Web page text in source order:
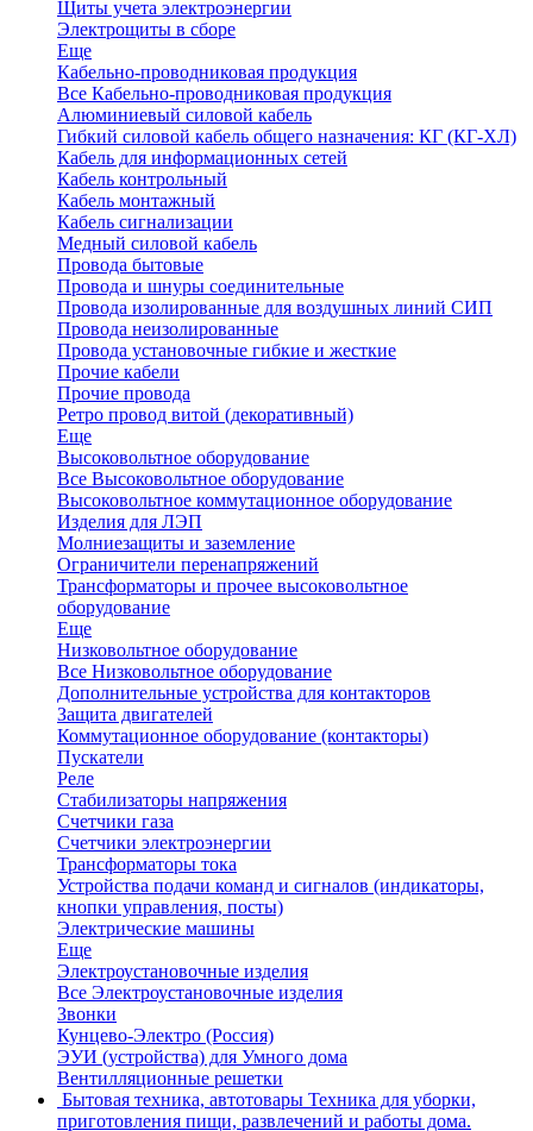
Щиты учета электроэнергии
Электрощиты в сборе
Еще
Кабельно-проводниковая продукция
Все Кабельно-проводниковая продукция
Алюминиевый силовой кабель
Гибкий силовой кабель общего назначения: КГ (КГ-ХЛ)
Кабель для информационных сетей
Кабель контрольный
Кабель монтажный
Кабель сигнализации
Медный силовой кабель
Провода бытовые
Провода и шнуры соединительные
Провода изолированные для воздушных линий СИП
Провода неизолированные
Провода установочные гибкие и жесткие
Прочие кабели
Прочие провода
Ретро провод витой (декоративный)
Еще
Высоковольтное оборудование
Все Высоковольтное оборудование
Высоковольтное коммутационное оборудование
Изделия для ЛЭП
Молниезащиты и заземление
Ограничители перенапряжений
Трансформаторы и прочее высоковольтное
оборудование
Еще
Низковольтное оборудование
Все Низковольтное оборудование
Дополнительные устройства для контакторов
Защита двигателей
Коммутационное оборудование (контакторы)
Пускатели
Реле
Стабилизаторы напряжения
Счетчики газа
Счетчики электроэнергии
Трансформаторы тока
Устройства подачи команд и сигналов (индикаторы,
кнопки управления, посты)
Электрические машины
Еще
Электроустановочные изделия
Все Электроустановочные изделия
Звонки
Кунцево-Электро (Россия)
ЭУИ (устройства) для Умного дома
Вентилляционные решетки
Бытовая техника, автотовары Техника для уборки,
приготовления пищи, развлечений и работы дома.